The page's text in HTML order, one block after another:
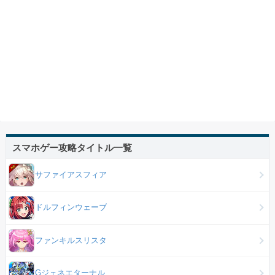
スマホゲー攻略タイトル一覧
サファイアスフィア
ドルフィンウェーブ
ファンキルスリスタ
Gジェネエターナル